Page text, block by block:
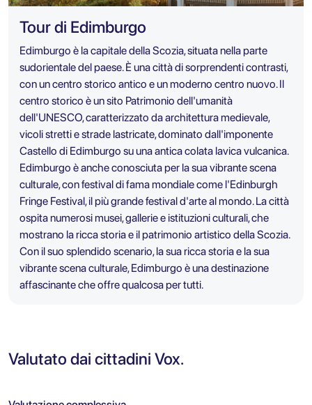
Tour di Edimburgo
Edimburgo è la capitale della Scozia, situata nella parte
sudorientale del paese. È una città di sorprendenti contrasti,
con un centro storico antico e un moderno centro nuovo. Il
centro storico è un sito Patrimonio dell'umanità
dell'UNESCO, caratterizzato da architettura medievale,
vicoli stretti e strade lastricate, dominato dall'imponente
Castello di Edimburgo su una antica colata lavica vulcanica.
Edimburgo è anche conosciuta per la sua vibrante scena
culturale, con festival di fama mondiale come l'Edinburgh
Fringe Festival, il più grande festival d'arte al mondo. La città
ospita numerosi musei, gallerie e istituzioni culturali, che
mostrano la ricca storia e il patrimonio artistico della Scozia.
Con il suo splendido scenario, la sua ricca storia e la sua
vibrante scena culturale, Edimburgo è una destinazione
affascinante che offre qualcosa per tutti.
Valutato dai cittadini Vox.